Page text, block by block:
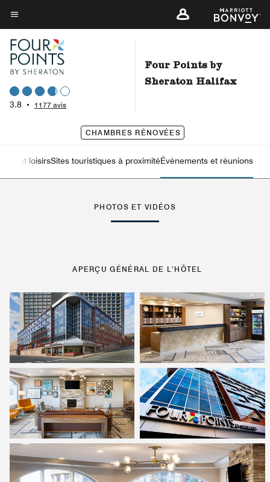
Skip
to
main
content
Texte du menu
3.8 • 1177 avis
Four Points by
Sheraton Halifax
CHAMBRES RÉNOVÉES
flèche vers la gauche
et loisirsSites touristiques à proximitéÉvènements et réunions
PHOTOS ET VIDÉOS
APERÇU GÉNÉRAL DE L’HÔTEL